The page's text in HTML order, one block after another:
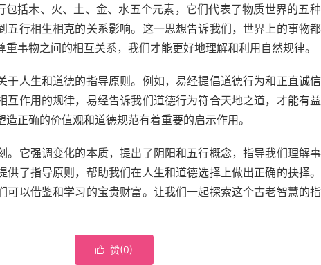
包括木、火、土、金、水五个元素，它们代表了物质世界的五种
五行相生相克的关系影响。这一思想告诉我们，世界上的事物
事物之间的相互关系，我们才能更好地理解和利用自然规律。
人生和道德的指导原则。例如，易经提倡道德行为和正直诚信
互作用的规律，易经告诉我们道德行为符合天地之道，才能有
正确的价值观和道德规范有着重要的启示作用。
。它强调变化的本质，提出了阴阳和五行概念，指导我们理解
供了指导原则，帮助我们在人生和道德选择上做出正确的抉择
可以借鉴和学习的宝贵财富。让我们一起探索这个古老智慧的
 赞(0)